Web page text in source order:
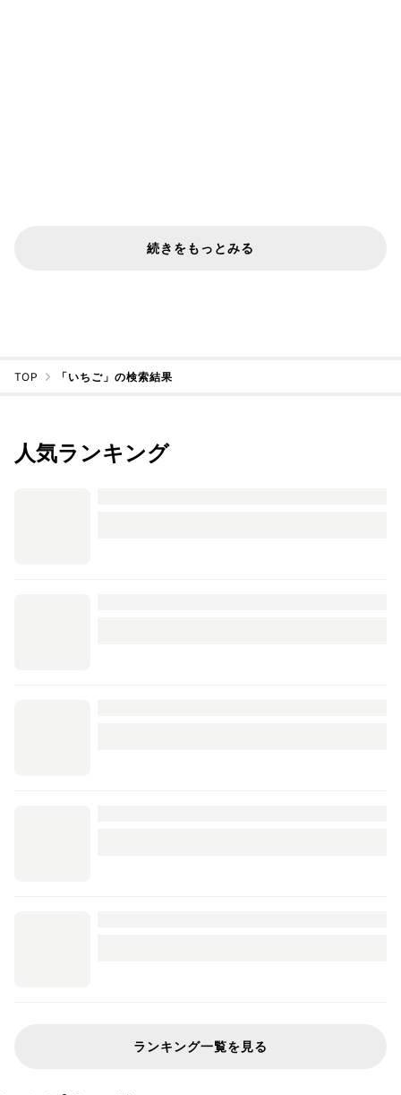
続きをもっとみる
TOP 「いちご」の検索結果
人気ランキング
ランキング一覧を見る